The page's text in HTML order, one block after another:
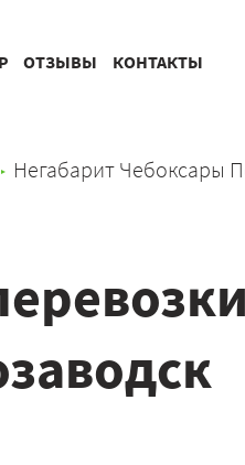
ОТЗЫВЫ КОНТАКТЫ
Негабарит Чебоксары